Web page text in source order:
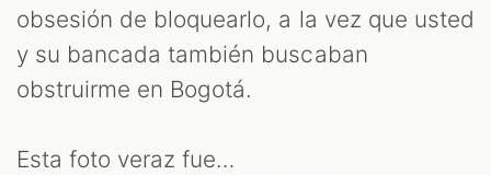
obsesión de bloquearlo, a la vez que usted
y su bancada también buscaban
obstruirme en Bogotá.
Esta foto veraz fue…